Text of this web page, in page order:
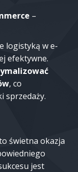
–
logistyką w e-
efektywne.
, co
sprzedaży.
świetna okazja
jest